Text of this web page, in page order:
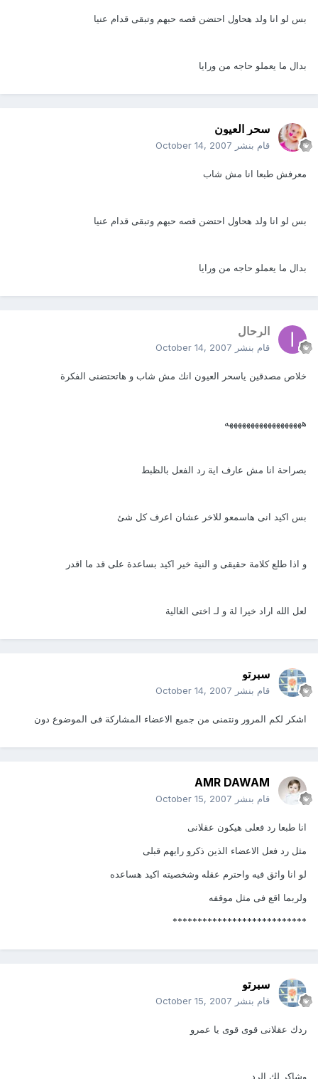
بس لو انا ولد هحاول احتضن قصه حبهم وتبقى قدام عنيا
بدال ما يعملو حاجه من ورايا
سحر العيون
قام بنشر October 14, 2007
معرفش طبعا انا مش شاب
بس لو انا ولد هحاول احتضن قصه حبهم وتبقى قدام عنيا
بدال ما يعملو حاجه من ورايا
الرحال
قام بنشر October 14, 2007
خلاص مصدقين ياسحر العيون انك مش شاب و هاتحتضنى الفكرة
ههههههههههههههههههه
بصراحة انا مش عارف اية رد الفعل بالظبط
بس اكيد انى هاسمعو للاخر عشان اعرف كل شئ
و اذا طلع كلامة حقيقى و النية خير اكيد بساعدة على قد ما اقدر
لعل الله اراد خيرا لة و لـ اختى الغالية
سبرتو
قام بنشر October 14, 2007
اشكر لكم المرور ونتمنى من جميع الاعضاء المشاركة فى الموضوع دون
AMR DAWAM
قام بنشر October 15, 2007
انا طبعا رد فعلى هيكون عقلانى
مثل رد فعل الاعضاء الذين ذكرو رايهم قبلى
لو انا واثق فيه واحترم عقله وشخصيته اكيد هساعده
ولربما اقع فى مثل موقفه
***************************
سبرتو
قام بنشر October 15, 2007
ردك عقلانى قوى قوى يا عمرو
وشاكر لك الرد